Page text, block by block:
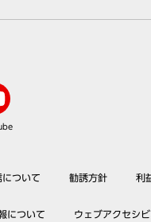
ついて 勧誘方針 利
について ウェブアクセシ